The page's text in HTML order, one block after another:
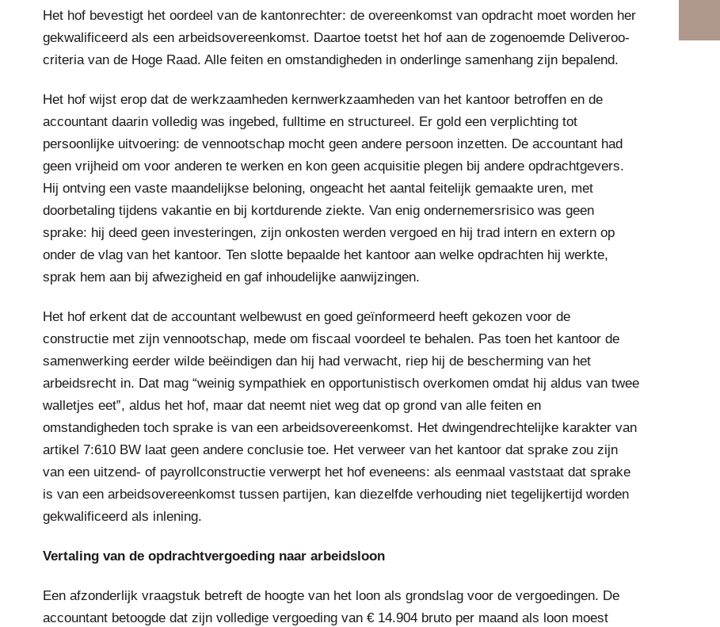
Het hof bevestigt het oordeel van de kantonrechter: de overeenkomst van opdracht moet worden her
gekwalificeerd als een arbeidsovereenkomst. Daartoe toetst het hof aan de zogenoemde Deliveroo-
criteria van de Hoge Raad. Alle feiten en omstandigheden in onderlinge samenhang zijn bepalend.
Het hof wijst erop dat de werkzaamheden kernwerkzaamheden van het kantoor betroffen en de
accountant daarin volledig was ingebed, fulltime en structureel. Er gold een verplichting tot
persoonlijke uitvoering: de vennootschap mocht geen andere persoon inzetten. De accountant had
geen vrijheid om voor anderen te werken en kon geen acquisitie plegen bij andere opdrachtgevers.
Hij ontving een vaste maandelijkse beloning, ongeacht het aantal feitelijk gemaakte uren, met
doorbetaling tijdens vakantie en bij kortdurende ziekte. Van enig ondernemersrisico was geen
sprake: hij deed geen investeringen, zijn onkosten werden vergoed en hij trad intern en extern op
onder de vlag van het kantoor. Ten slotte bepaalde het kantoor aan welke opdrachten hij werkte,
sprak hem aan bij afwezigheid en gaf inhoudelijke aanwijzingen.
Het hof erkent dat de accountant welbewust en goed geïnformeerd heeft gekozen voor de
constructie met zijn vennootschap, mede om fiscaal voordeel te behalen. Pas toen het kantoor de
samenwerking eerder wilde beëindigen dan hij had verwacht, riep hij de bescherming van het
arbeidsrecht in. Dat mag “weinig sympathiek en opportunistisch overkomen omdat hij aldus van twee
walletjes eet‟, aldus het hof, maar dat neemt niet weg dat op grond van alle feiten en
omstandigheden toch sprake is van een arbeidsovereenkomst. Het dwingendrechtelijke karakter van
artikel 7:610 BW laat geen andere conclusie toe. Het verweer van het kantoor dat sprake zou zijn
van een uitzend- of payrollconstructie verwerpt het hof eveneens: als eenmaal vaststaat dat sprake
is van een arbeidsovereenkomst tussen partijen, kan diezelfde verhouding niet tegelijkertijd worden
gekwalificeerd als inlening.
Vertaling van de opdrachtvergoeding naar arbeidsloon
Een afzonderlijk vraagstuk betreft de hoogte van het loon als grondslag voor de vergoedingen. De
accountant betoogde dat zijn volledige vergoeding van € 14.904 bruto per maand als loon moest